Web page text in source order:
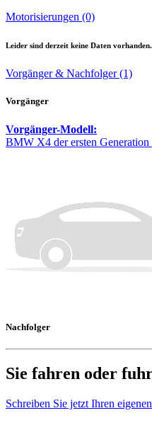
Motorisierungen (0)
Leider sind derzeit keine Daten vorhanden.
Vorgänger & Nachfolger (1)
Vorgänger
Vorgänger-Modell:
BMW X4 der ersten Generation
Nachfolger
Sie fahren oder
Schreiben Sie jetzt Ihren